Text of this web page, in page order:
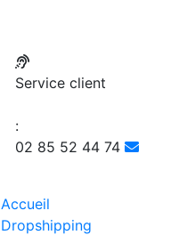
Service client
:
02 85 52 44 74
Accueil
Dropshipping